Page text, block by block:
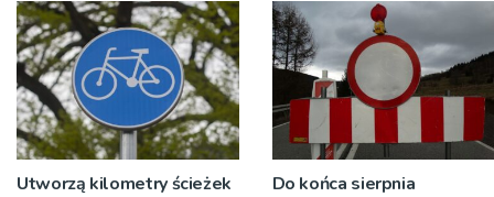
pokoleń
Utworzą kilometry ścieżek
Do końca sierpnia